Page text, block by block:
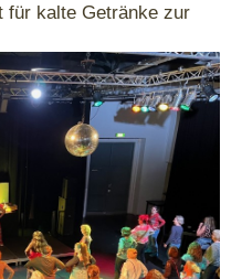
für kalte Getränke zur